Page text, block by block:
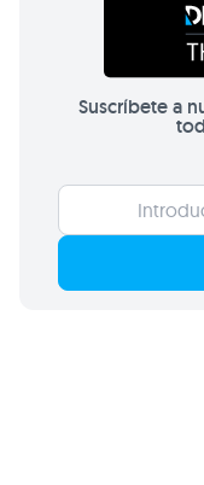
Suscríbete a